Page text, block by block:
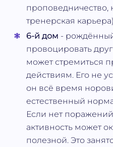
проповедничество,
тренерская
6-й дом -
провоцировать
может стремиться
действиям. Его не
он всё время
естественный
Если нет поражений
активность может
полезной. Это